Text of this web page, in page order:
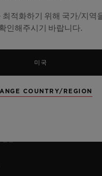
호
최적화하기 위해 국가/지역
인해주시기 바랍니다.
미국
COUNTRY/REGION